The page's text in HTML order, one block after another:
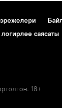
саясаты
18+